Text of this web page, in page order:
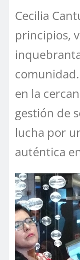
Cecilia
principios,
en la
gestión de
lucha por
auténtica